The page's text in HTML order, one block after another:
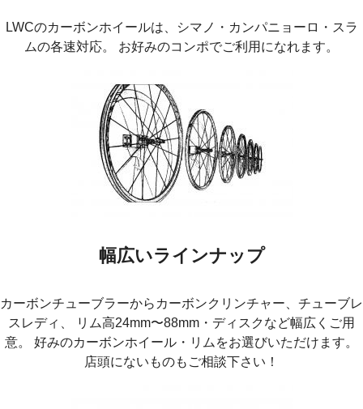
LWCのカーボンホイールは、シマノ・カンパニョーロ・スラ
ムの各速対応。 お好みのコンポでご利用になれます。
幅広いラインナップ
カーボンチューブラーからカーボンクリンチャー、チューブレ
スレディ、 リム高24mm〜88mm・ディスクなど幅広くご用
意。 好みのカーボンホイール・リムをお選びいただけます。
店頭にないものもご相談下さい！